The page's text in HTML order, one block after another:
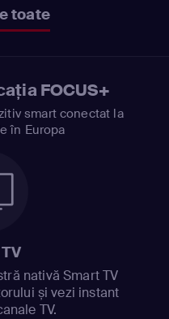
toate
FOCUS+
smart conectat la
în Europa
nativă Smart TV
și vezi instant
TV.